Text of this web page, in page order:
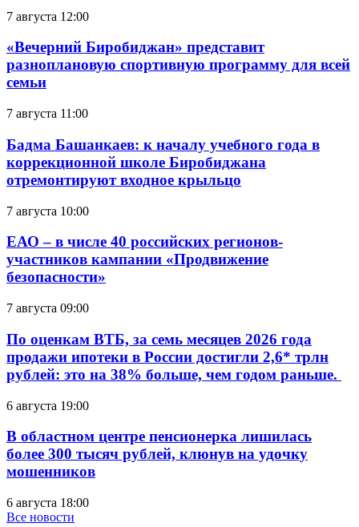
7 августа 12:00
«Вечерний Биробиджан» представит
разноплановую спортивную программу для всей
семьи
7 августа 11:00
Бадма Башанкаев: к началу учебного года в
коррекционной школе Биробиджана
отремонтируют входное крыльцо
7 августа 10:00
ЕАО – в числе 40 российских регионов-
участников кампании «Продвижение
безопасности»
7 августа 09:00
По оценкам ВТБ, за семь месяцев 2026 года
продажи ипотеки в России достигли 2,6* трлн
рублей: это на 38% больше, чем годом раньше.
6 августа 19:00
В областном центре пенсионерка лишилась
более 300 тысяч рублей, клюнув на удочку
мошенников
6 августа 18:00
Все новости